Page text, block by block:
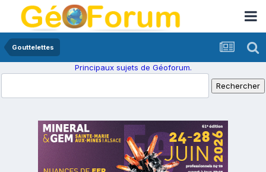
Gouttelettes
Principaux sujets de Géoforum.